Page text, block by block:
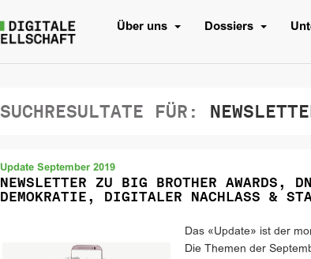
Über uns Dossiers
SUCHRESULTATE FÜR:
Update September 2019
NEWSLETTER ZU BIG BROTHER AWARDS,
DEMOKRATIE, DIGITALER NACHLASS &
Das «Update» ist der
Die Themen der